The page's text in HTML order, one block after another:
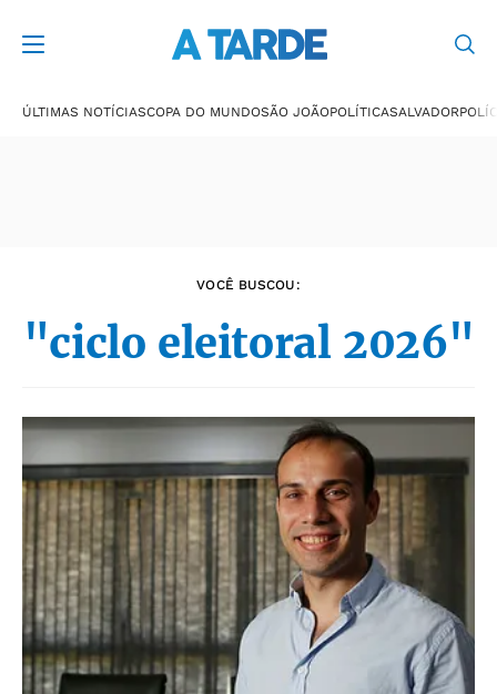
ÚLTIMAS NOTÍCIASCOPA DO MUNDOSÃO JOÃOPOLÍTICASALVADOR
VOCÊ BUSCOU:
"ciclo eleitoral 2026"